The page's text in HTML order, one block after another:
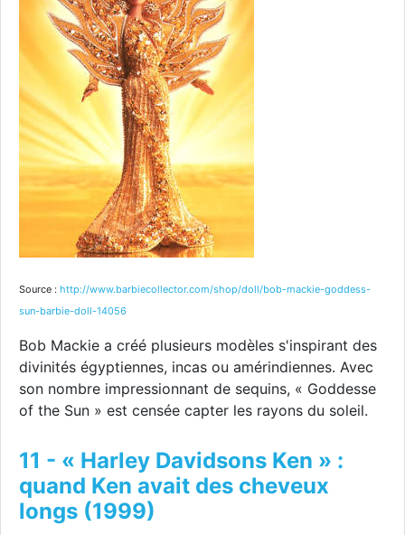
Source : http://www.barbiecollector.com/shop/doll/bob-mackie-goddess-
sun-barbie-doll-14056
Bob Mackie a créé plusieurs modèles s'inspirant des
divinités égyptiennes, incas ou amérindiennes. Avec
son nombre impressionnant de sequins, « Goddesse
of the Sun » est censée capter les rayons du soleil.
11 - « Harley Davidsons Ken » :
quand Ken avait des cheveux
longs (1999)